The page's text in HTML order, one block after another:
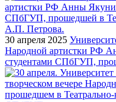
30 апреля 2025
Народной артистки РФ
студентами СПбГУП,